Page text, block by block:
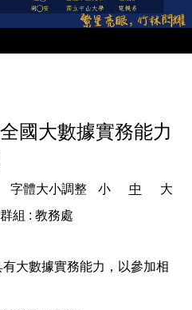
國大數據實務能力
字體大小調整 小 中
大
組 : 教務處
大數據實務能力，以參加相